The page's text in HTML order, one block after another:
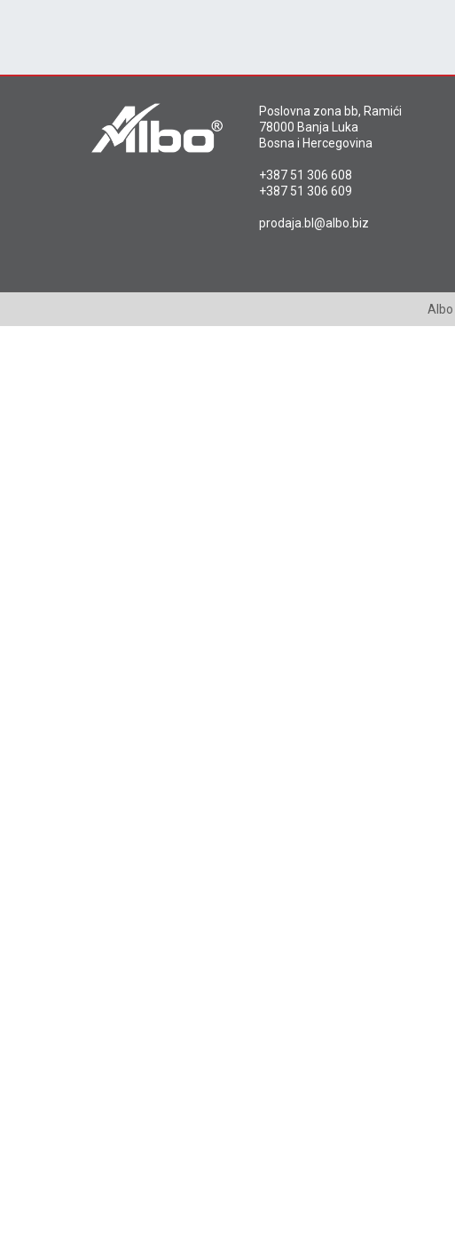
Poslovna zona bb, Ramići
78000 Banja Luka
Bosna i Hercegovina
+387 51 306 608
+387 51 306 609
prodaja.bl@albo.biz
Albo